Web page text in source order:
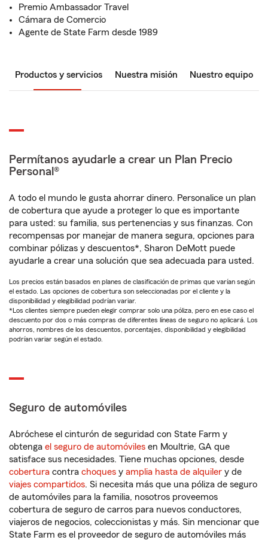
Premio Ambassador Travel
Cámara de Comercio
Agente de State Farm desde 1989
Productos y servicios Nuestra misión Nuestro equipo
Permítanos ayudarle a crear un Plan Precio
Personal®
A todo el mundo le gusta ahorrar dinero. Personalice un plan
de cobertura que ayude a proteger lo que es importante
para usted: su familia, sus pertenencias y sus finanzas. Con
recompensas por manejar de manera segura, opciones para
combinar pólizas y descuentos*, Sharon DeMott puede
ayudarle a crear una solución que sea adecuada para usted.
Los precios están basados en planes de clasificación de primas que varían según
el estado. Las opciones de cobertura son seleccionadas por el cliente y la
disponibilidad y elegibilidad podrían variar.
*Los clientes siempre pueden elegir comprar solo una póliza, pero en ese caso el
descuento por dos o más compras de diferentes líneas de seguro no aplicará. Los
ahorros, nombres de los descuentos, porcentajes, disponibilidad y elegibilidad
podrían variar según el estado.
Seguro de automóviles
Abróchese el cinturón de seguridad con State Farm y
obtenga el seguro de automóviles en Moultrie, GA que
satisface sus necesidades. Tiene muchas opciones, desde
cobertura contra choques y amplia hasta de alquiler y de
viajes compartidos. Si necesita más que una póliza de seguro
de automóviles para la familia, nosotros proveemos
cobertura de seguro de carros para nuevos conductores,
viajeros de negocios, coleccionistas y más. Sin mencionar que
State Farm es el proveedor de seguro de automóviles más